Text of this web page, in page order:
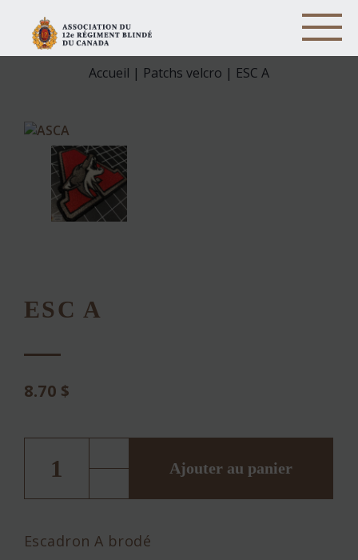
Accueil | Patchs velcro | ESC A
ESC A
8.70 $
Ajouter au panier
Escadron A brodé